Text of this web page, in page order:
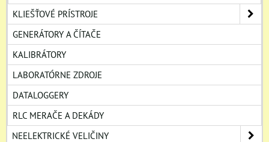
KLIEŠŤOVÉ PRÍSTROJE
GENERÁTORY A ČÍTAČE
KALIBRÁTORY
LABORATÓRNE ZDROJE
DATALOGGERY
RLC MERAČE A DEKÁDY
NEELEKTRICKÉ VELIČINY